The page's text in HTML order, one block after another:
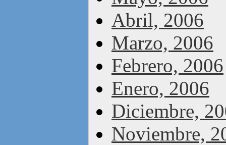
Abril, 2006
Marzo, 2006
Febrero, 2006
Enero, 2006
Diciembre,
Noviembre,